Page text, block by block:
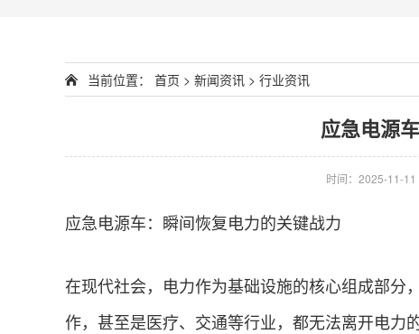
当前位置： 首页 > 新闻资讯 > 行业资讯
应急电源
时间：2025-11-
应急电源车：瞬间恢复电力的关键战力
在现代社会，电力作为基础设施的核心组成部分
作，甚至是医疗、交通等行业，都无法离开电力